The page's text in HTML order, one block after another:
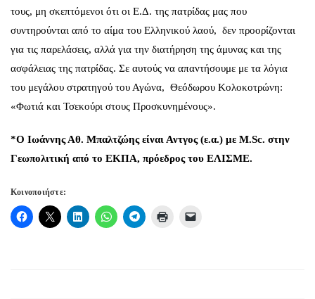
τους, μη σκεπτόμενοι ότι οι Ε.Δ. της πατρίδας μας που
συντηρούνται από το αίμα του Ελληνικού λαού, δεν προορίζονται
για τις παρελάσεις, αλλά για την διατήρηση της άμυνας και της
ασφάλειας της πατρίδας. Σε αυτούς να απαντήσουμε με τα λόγια
του μεγάλου στρατηγού του Αγώνα, Θεόδωρου Κολοκοτρώνη:
«Φωτιά και Τσεκούρι στους Προσκυνημένους».
*Ο Ιωάννης Αθ. Μπαλτζώης είναι Αντγος (ε.α.) με M.Sc. στην
Γεωπολιτική από το ΕΚΠΑ, πρόεδρος του ΕΛΙΣΜΕ.
Κοινοποιήστε: